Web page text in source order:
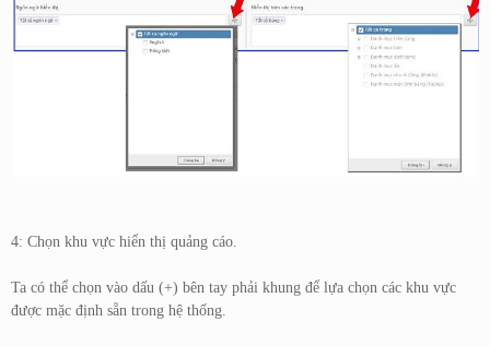
4: Chọn khu vực hiển thị quảng cáo.
Ta có thể chọn vào dấu (+) bên tay phải khung để lựa chọn các khu vực
được mặc định sẵn trong hệ thống.